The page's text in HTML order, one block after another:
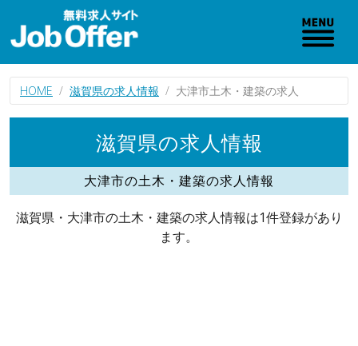
HOME 滋賀県の求人情報 大津市土木・建築の求人
滋賀県の求人情報
大津市の土木・建築の求人情報
滋賀県・大津市の土木・建築の求人情報は1件登録があり
ます。